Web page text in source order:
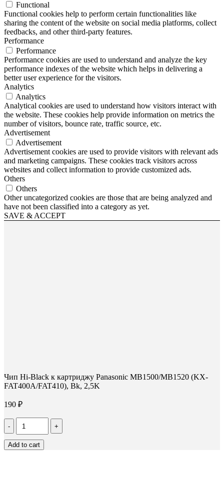
Functional
Functional cookies help to perform certain functionalities like
sharing the content of the website on social media platforms, collect
feedbacks, and other third-party features.
Performance
Performance
Performance cookies are used to understand and analyze the key
performance indexes of the website which helps in delivering a
better user experience for the visitors.
Analytics
Analytics
Analytical cookies are used to understand how visitors interact with
the website. These cookies help provide information on metrics the
number of visitors, bounce rate, traffic source, etc.
Advertisement
Advertisement
Advertisement cookies are used to provide visitors with relevant ads
and marketing campaigns. These cookies track visitors across
websites and collect information to provide customized ads.
Others
Others
Other uncategorized cookies are those that are being analyzed and
have not been classified into a category as yet.
SAVE & ACCEPT
Чип Hi-Black к картриджу Panasonic MB1500/MB1520 (KX-
FAT400A/FAT410), Bk, 2,5K
190 ₽
Количество
Чип
Hi-
Black
Add to cart